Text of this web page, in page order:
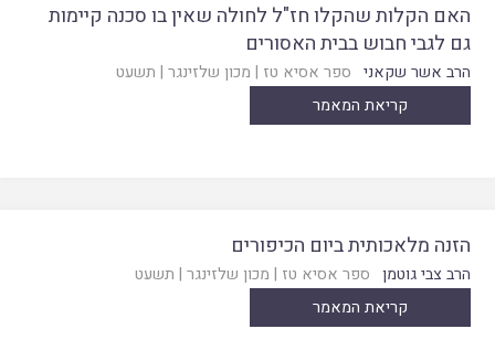
האם הקלות שהקלו חז"ל לחולה שאין בו סכנה קיימות
גם לגבי חבוש בבית האסורים
הרב אשר שקאני ספר אסיא טז | מכון שלזינגר | תשעט
קריאת המאמר
הזנה מלאכותית ביום הכיפורים
הרב צבי גוטמן ספר אסיא טז | מכון שלזינגר | תשעט
קריאת המאמר